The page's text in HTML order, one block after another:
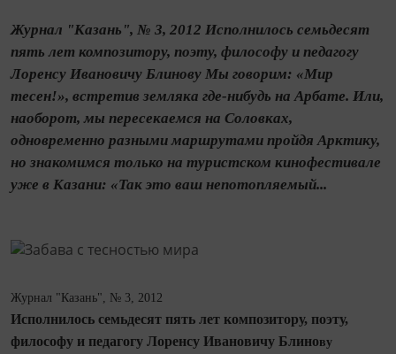
Журнал "Казань", № 3, 2012 Исполнилось семьдесят
пять лет композитору, поэту, философу и педагогу
Лоренсу Ивановичу Блинову Мы говорим: «Мир
тесен!», встретив земляка где-нибудь на Арбате. Или,
наоборот, мы пересекаемся на Соловках,
одновременно разными маршрутами пройдя Арктику,
но знакомимся только на туристском кинофестивале
уже в Казани: «Так это ваш непотопляемый...
Журнал "Казань", № 3, 2012
Исполнилось семьдесят пять лет композитору, поэту,
философу и педагогу Лоренсу Ивановичу Блинову